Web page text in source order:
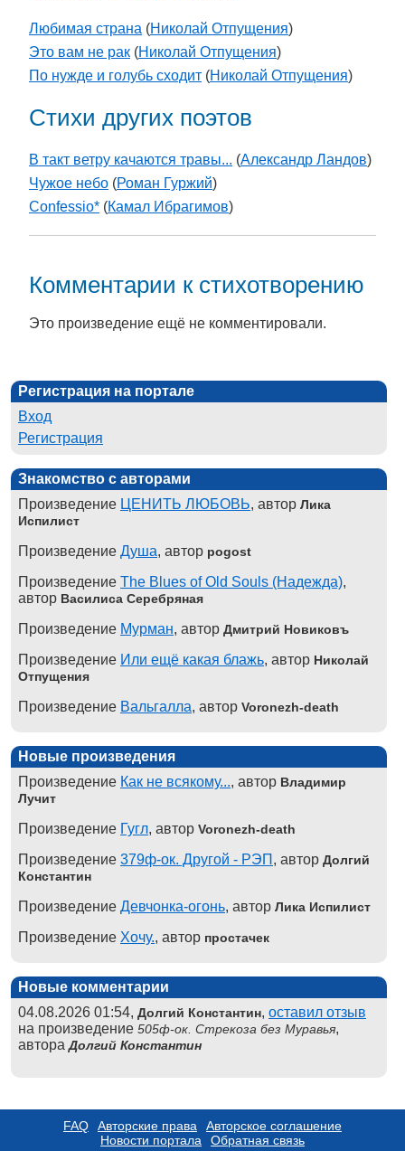
Любимая страна (Николай Отпущения)
Это вам не рак (Николай Отпущения)
По нужде и голубь сходит (Николай Отпущения)
Стихи других поэтов
В такт ветру качаются травы... (Александр Ландов)
Чужое небо (Роман Гуржий)
Confessio* (Камал Ибрагимов)
Комментарии к стихотворению
Это произведение ещё не комментировали.
Регистрация на портале
Вход
Регистрация
Знакомство с авторами
Произведение ЦЕНИТЬ ЛЮБОВЬ, автор Лика
Испилист
Произведение Душа, автор pogost
Произведение The Blues of Old Souls (Надежда),
автор Василиса Серебряная
Произведение Мурман, автор Дмитрий Новиковъ
Произведение Или ещё какая блажь, автор Николай
Отпущения
Произведение Вальгалла, автор Voronezh-death
Новые произведения
Произведение Как не всякому..., автор Владимир
Лучит
Произведение Гугл, автор Voronezh-death
Произведение 379ф-ок. Другой - РЭП , автор Долгий
Константин
Произведение Девчонка-огонь, автор Лика Испилист
Произведение Хочу., автор простачек
Новые комментарии
04.08.2026 01:54, Долгий Константин, оставил отзыв
на произведение 505ф-ок. Стрекоза без Муравья,
автораДолгий Константин
FAQ Авторские права
Авторское соглашение
Новости портала
Обратная связь